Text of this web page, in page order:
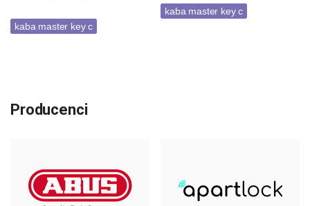
kaba master key c
kaba master key c
Producenci